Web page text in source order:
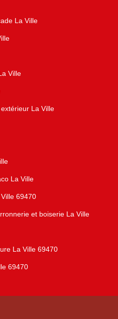
La Ville
Ville
La Ville
La Ville
69470
et boiserie La Ville
La Ville 69470
69470